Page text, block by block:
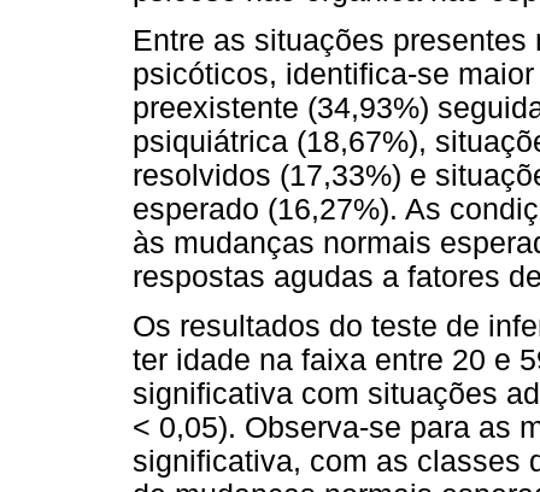
Entre as situações
psicóticos, identifica-se
preexistente (34,93%)
psiquiátrica (18,67%),
resolvidos (17,33%) e
esperado (16,27%). As
às mudanças normais
respostas agudas a fatores
Os resultados do teste de
ter idade na faixa entre 20 e
significativa com situações
< 0,05). Observa-se para as
significativa, com as classes